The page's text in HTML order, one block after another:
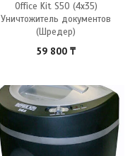
Office Kit S50 (4х35)
Уничтожитель документов
(Шредер)
59 800 ₸